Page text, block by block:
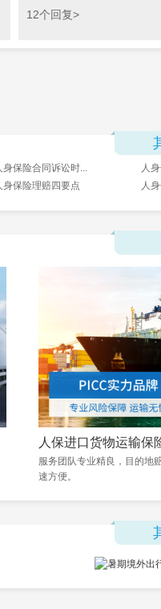
12个回复>
身保险合同诉讼时... 人
身保险理赔四要点 人
人保进口货物运输保
服务团队专业精良，目的地
速方便。